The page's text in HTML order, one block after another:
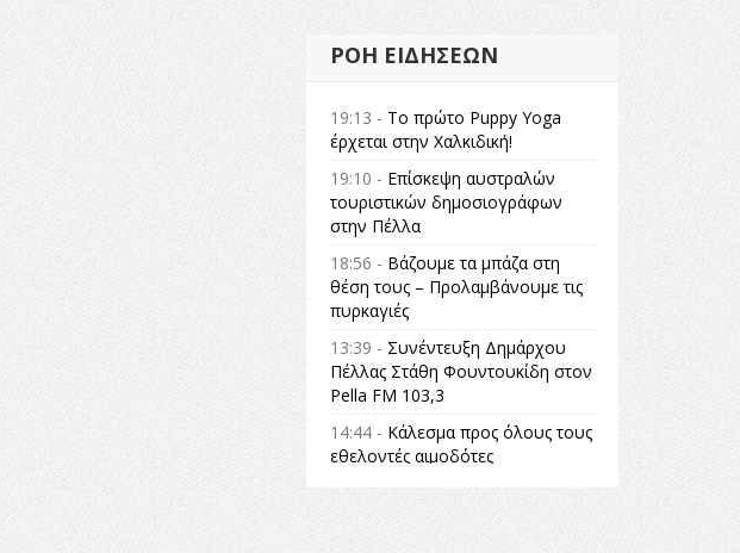
ΡΟΉ ΕΙΔΉΣΕΩΝ
19:13 - Το πρώτο Puppy Yoga
έρχεται στην Χαλκιδική!
19:10 - Επίσκεψη αυστραλών
τουριστικών δημοσιογράφων
στην Πέλλα
18:56 - Βάζουμε τα μπάζα στη
θέση τους – Προλαμβάνουμε τις
πυρκαγιές
13:39 - Συνέντευξη Δημάρχου
Πέλλας Στάθη Φουντουκίδη στον
Pella FM 103,3
14:44 - Κάλεσμα προς όλους τους
εθελοντές αιμοδότες
14:23 -Όλη η Ελλάδα ένας
πολιτισμός Μουσική
εγκατάσταση Πόλεμος και